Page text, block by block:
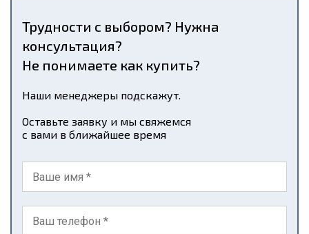
Трудности с выбором? Нужна
консультация?
Не понимаете как купить?
Наши менеджеры подскажут.
Оставьте заявку и мы свяжемся
с вами в ближайшее время